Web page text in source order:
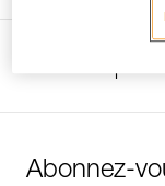
Autres
Abonnez-